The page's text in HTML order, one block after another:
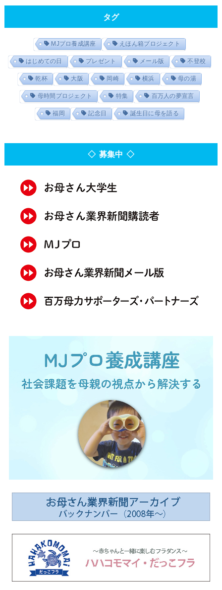
タグ
MJプロ養成講座 えほん箱プロジェクト
はじめての日 プレゼント メール版 不登校
乾杯 大阪 岡崎 横浜 母の湯
母時間プロジェクト 特集 百万人の夢宣言
福岡 記念日 誕生日に母を語る
◇ 募集中 ◇